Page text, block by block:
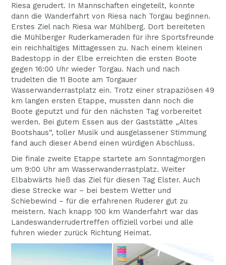
Riesa gerudert. In Mannschaften eingeteilt, konnte
dann die Wanderfahrt von Riesa nach Torgau beginnen.
Erstes Ziel nach Riesa war Mühlberg. Dort bereiteten
die Mühlberger Ruderkameraden für ihre Sportsfreunde
ein reichhaltiges Mittagessen zu. Nach einem kleinen
Badestopp in der Elbe erreichten die ersten Boote
gegen 16:00 Uhr wieder Torgau. Nach und nach
trudelten die 11 Boote am Torgauer
Wasserwanderrastplatz ein. Trotz einer strapaziösen 49
km langen ersten Etappe, mussten dann noch die
Boote geputzt und für den nächsten Tag vorbereitet
werden. Bei gutem Essen aus der Gaststätte „Altes
Bootshaus“, toller Musik und ausgelassener Stimmung
fand auch dieser Abend einen würdigen Abschluss.
Die finale zweite Etappe startete am Sonntagmorgen
um 9:00 Uhr am Wasserwanderrastplatz. Weiter
Elbabwärts hieß das Ziel für diesen Tag Elster. Auch
diese Strecke war – bei bestem Wetter und
Schiebewind – für die erfahrenen Ruderer gut zu
meistern. Nach knapp 100 km Wanderfahrt war das
Landeswanderrudertreffen offiziell vorbei und alle
fuhren wieder zurück Richtung Heimat.